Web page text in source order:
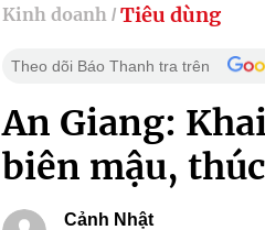
Kinh doanh / Tiêu dùng
Theo dõi Báo Thanh tra trên
An Giang:
biên mậu,
Cảnh Nhật